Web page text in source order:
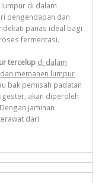
di dalam
pengendapan dan
panas ideal bagi
fermentasi.
tercelup di dalam
memanen lumpur
bak pemisah padatan
akan diperoleh
jaminan
dari